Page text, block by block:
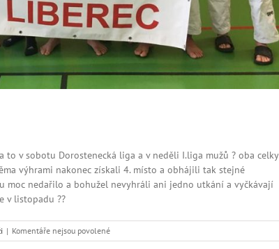
v sobotu Dorostenecká liga a v neděli I.liga mužů ? oba celky
výhrami nakonec získali 4. místo a obhájili tak stejné
moc nedařilo a bohužel nevyhráli ani jedno utkání a vyčkávají
v listopadu ??
| Komentáře nejsou povolenéu
textu